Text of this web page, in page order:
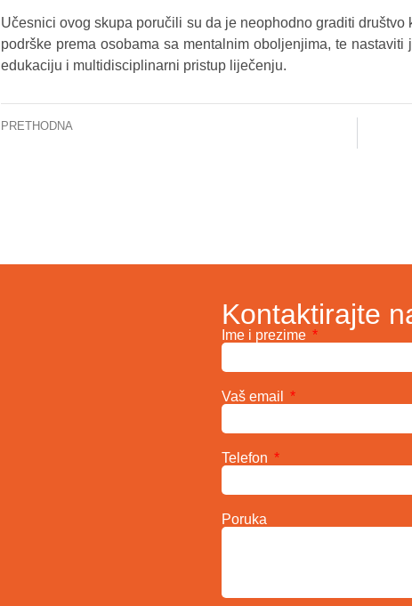
Učesnici ovog skupa poručili su da je neophodno graditi
podrške prema osobama sa mentalnim oboljenjima, te
edukaciju i multidisciplinarni pristup liječenju.
PRETHODNA
Kontaktirajte
Ime i prezime
Vaš email
Telefon
Poruka